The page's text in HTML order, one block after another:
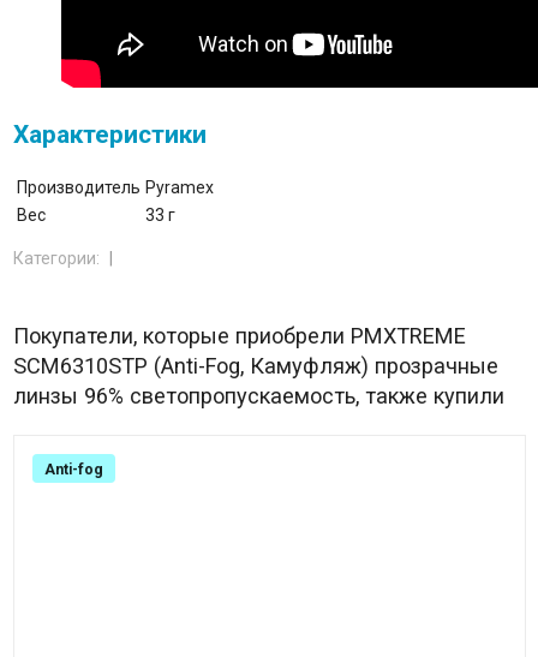
Характеристики
Производитель Pyramex
Вес
33 г
Категории:
Покупатели, которые приобрели PMXTREME
SCM6310STP (Anti-Fog, Камуфляж) прозрачные
линзы 96% светопропускаемость, также купили
Anti-fog